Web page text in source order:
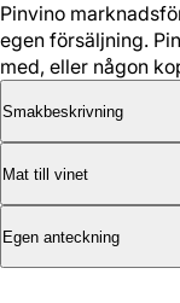
Pinvino
egen försäljning.
med, eller någon
Smakbeskrivning
Mat till vinet
Egen anteckning